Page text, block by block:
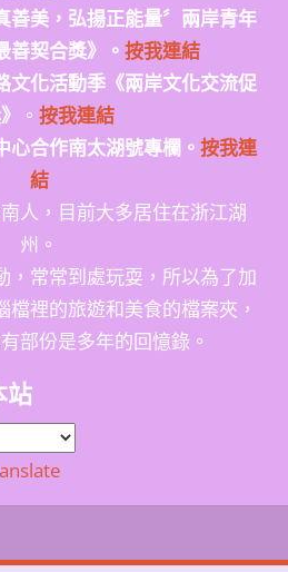
善美，弘揚正能量〞兩岸青年
善契合獎》。 按我連結
文化活動季《兩岸文化交流促
。 按我連結
合作南太湖號專欄。 按我連
結
人，目前大多居住在浙江湖
州。
常常到處玩耍，所以為了加
裡的旅遊和美食的檔案夾，
部份是多年的回憶錄。
站